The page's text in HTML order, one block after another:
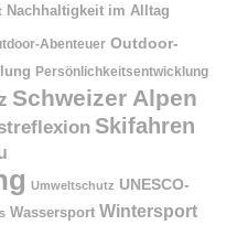
Nachhaltigkeit im Alltag
Abenteuer Outdoor-
Persönlichkeitsentwicklung
Schweizer Alpen
Skifahren
Umweltschutz UNESCO-
Wassersport Wintersport